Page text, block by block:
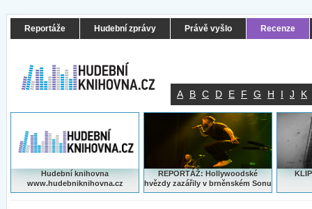
Reportáže Hudební zprávy Právě vyšlo Recenze
A B C D E F G H I J K
Hudební knihovna
www.hudebniknihovna.cz
REPORTÁŽ: Hollywoodské
hvězdy zazářily v brněnském Sonu